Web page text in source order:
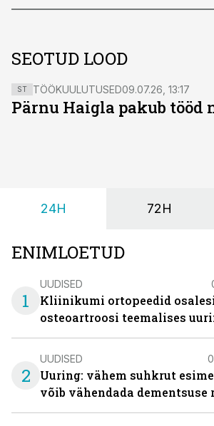
SEOTUD LOOD
ST TÖÖKUULUTUSED09.07.26, 13:17
Pärnu Haigla pakub tööd
24H 72H
ENIMLOETUD
1
UUDISED
Kliinikumi ortopeedid
osteoartroosi teemalises
2
UUDISED
Uuring: vähem suhkrut
võib vähendada dementsuse